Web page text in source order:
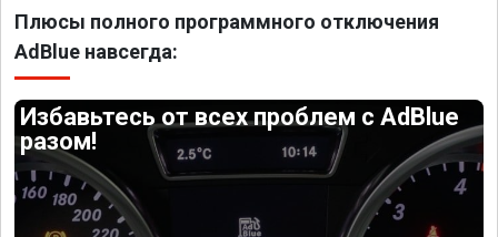
Плюсы полного программного отключения
AdBlue навсегда:
Избавьтесь от всех проблем с AdBlue
разом!